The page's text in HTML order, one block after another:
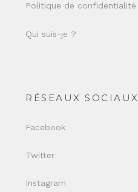
Politique de confidentialité
Qui suis-je ?
RÉSEAUX SOCIAUX
Facebook
Twitter
Instagram